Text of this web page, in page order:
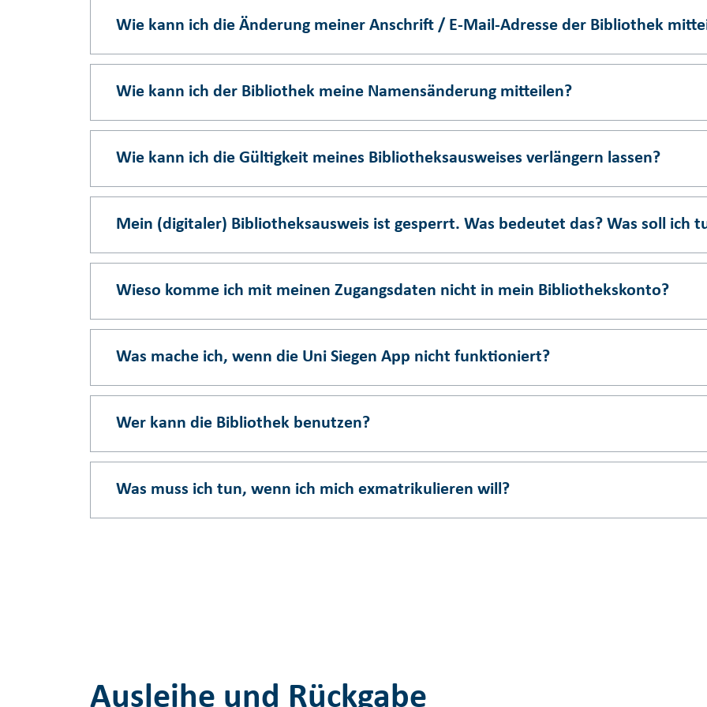
Wie kann ich die Änderung meiner Anschrift / E-Mail-Adresse der Bibliothek
Wie kann ich der Bibliothek meine Namensänderung mitteilen?
Wie kann ich die Gültigkeit meines Bibliotheksausweises verlängern lassen?
Mein (digitaler) Bibliotheksausweis ist gesperrt. Was bedeutet das? Was soll ich
Wieso komme ich mit meinen Zugangsdaten nicht in mein Bibliothekskonto?
Was mache ich, wenn die Uni Siegen App nicht funktioniert?
Wer kann die Bibliothek benutzen?
Was muss ich tun, wenn ich mich exmatrikulieren will?
Ausleihe und Rückgabe